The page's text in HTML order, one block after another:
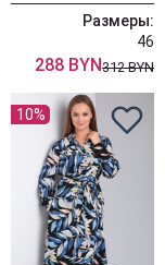
Размеры:
46
288 BYN312 BYN
10%